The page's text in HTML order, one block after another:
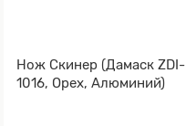
Нож Скинер (Дамаск ZDI-
1016, Орех, Алюминий)